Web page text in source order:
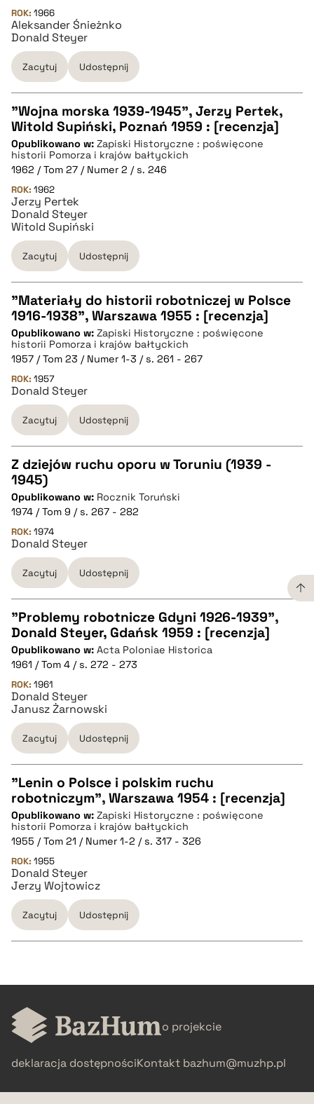
BIBTEX
pobierz cytat
ROK: 1966
Aleksander Śnieżnko
Donald Steyer
Zacytuj Udostępnij
CZYSTY TEKST
pobierz cytat
BIBTEX
pobierz cytat
"Wojna morska 1939-1945", Jerzy Pertek,
Witold Supiński, Poznań 1959 : [recenzja]
Opublikowano w: Zapiski Historyczne : poświęcone
historii Pomorza i krajów bałtyckich
1962 / Tom 27 / Numer 2 / s. 246
ROK: 1962
Jerzy Pertek
Donald Steyer
Witold Supiński
Zacytuj Udostępnij
CZYSTY TEKST
pobierz cytat
BIBTEX
pobierz cytat
"Materiały do historii robotniczej w Polsce
1916-1938", Warszawa 1955 : [recenzja]
Opublikowano w: Zapiski Historyczne : poświęcone
historii Pomorza i krajów bałtyckich
1957 / Tom 23 / Numer 1-3 / s. 261 - 267
ROK: 1957
Donald Steyer
Zacytuj Udostępnij
CZYSTY TEKST
pobierz cytat
BIBTEX
pobierz cytat
Z dziejów ruchu oporu w Toruniu (1939 -
1945)
Opublikowano w: Rocznik Toruński
1974 / Tom 9 / s. 267 - 282
ROK: 1974
Donald Steyer
Zacytuj Udostępnij
CZYSTY TEKST
pobierz cytat
BIBTEX
pobierz cytat
"Problemy robotnicze Gdyni 1926-1939",
Donald Steyer, Gdańsk 1959 : [recenzja]
Opublikowano w: Acta Poloniae Historica
1961 / Tom 4 / s. 272 - 273
ROK: 1961
Donald Steyer
Janusz Żarnowski
Zacytuj Udostępnij
CZYSTY TEKST
pobierz cytat
BIBTEX
pobierz cytat
"Lenin o Polsce i polskim ruchu
robotniczym", Warszawa 1954 : [recenzja]
Opublikowano w: Zapiski Historyczne : poświęcone
historii Pomorza i krajów bałtyckich
1955 / Tom 21 / Numer 1-2 / s. 317 - 326
ROK: 1955
Donald Steyer
Jerzy Wojtowicz
Zacytuj Udostępnij
CZYSTY TEKST
pobierz cytat
BIBTEX
o projekcie
deklaracja dostępnościKontakt bazhum@muzhp.pl